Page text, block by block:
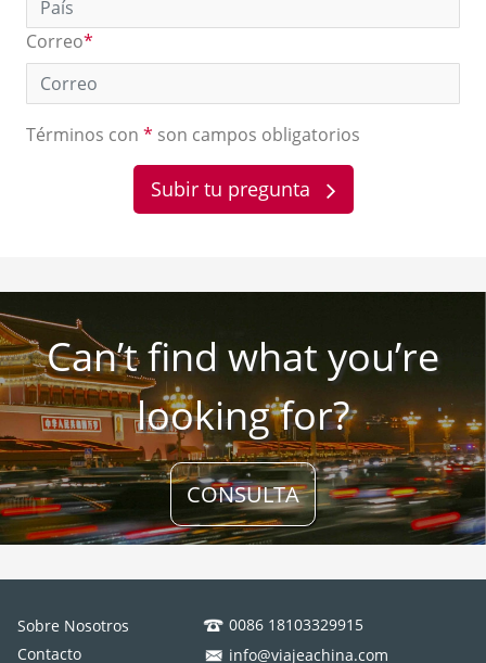
Correo*
Términos con * son campos obligatorios
Can’t find what you’re
looking for?
CONSULTA
Sobre Nosotros
Contacto
0086 18103329915
info@viajeachina.com